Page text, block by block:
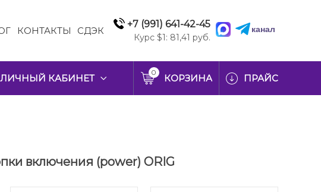
КОНТАКТЫ СДЭК
+7 (991) 641-42-45
Курс $1: 81,41 руб.
канал
ЛИЧНЫЙ КАБИНЕТ
0
КОРЗИНА ПРАЙС
включения (power) ORIG